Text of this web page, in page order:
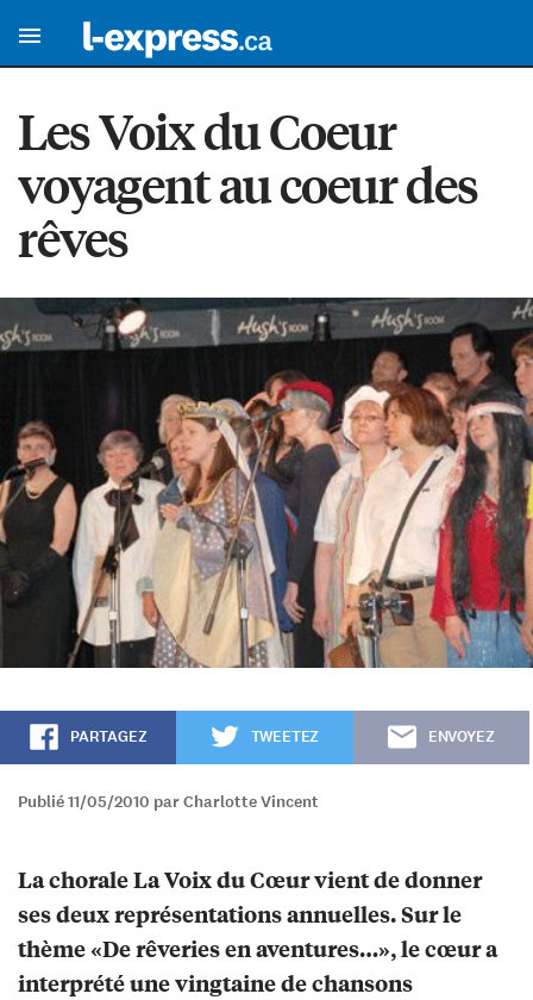
Les Voix du Coeur
voyagent au coeur des
rêves
PARTAGEZ TWEETEZ ENVOYEZ
Publié 11/05/2010 par Charlotte Vincent
La chorale La Voix du Cœur vient de donner
ses deux représentations annuelles. Sur le
thème «De rêveries en aventures…», le cœur a
interprété une vingtaine de chansons